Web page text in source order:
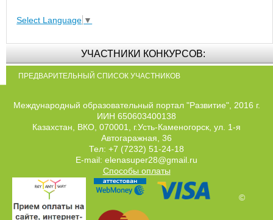
Select Language ▼
УЧАСТНИКИ КОНКУРСОВ:
ПРЕДВАРИТЕЛЬНЫЙ СПИСОК УЧАСТНИКОВ
Международный образовательный портал "Развитие", 2016 г.
ИИН 650603400138
Казахстан, ВКО, 070001, г.Усть-Каменогорск, ул. 1-я
Автогаражная, 36
Тел: +7 (7232) 51-24-18
E-mail: elenasuper28@gmail.ru
Способы оплаты
©